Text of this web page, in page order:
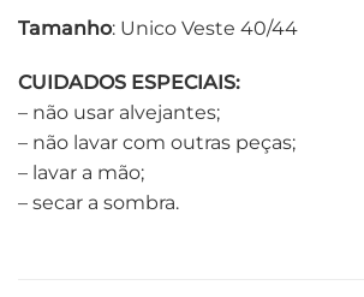
Tamanho: Unico Veste 40/44
CUIDADOS ESPECIAIS:
– não usar alvejantes;
– não lavar com outras peças;
– lavar a mão;
– secar a sombra.